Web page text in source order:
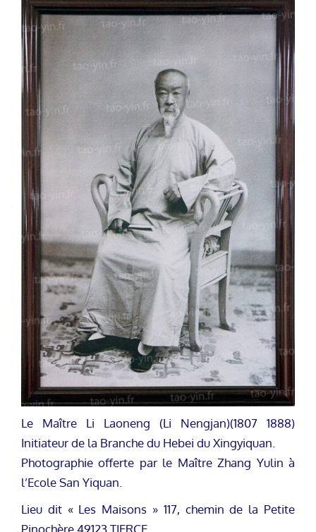
Le Maître Li Laoneng (Li Nengjan)(1807 1888)
Initiateur de la Branche du Hebei du Xingyiquan.
Photographie offerte par le Maître Zhang Yulin à
l’Ecole San Yiquan.
Lieu dit « Les Maisons » 117, chemin de la Petite